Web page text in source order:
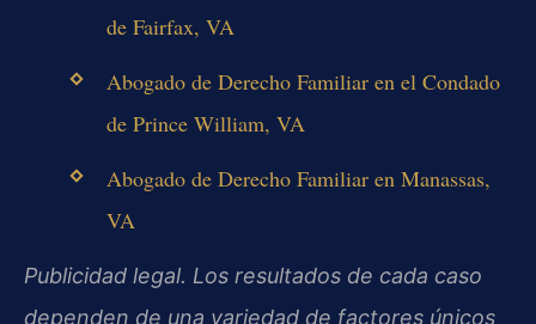
de Fairfax, VA
Abogado de Derecho Familiar en el Condado
de Prince William, VA
Abogado de Derecho Familiar en Manassas,
VA
Publicidad legal. Los resultados de cada caso
dependen de una variedad de factores únicos